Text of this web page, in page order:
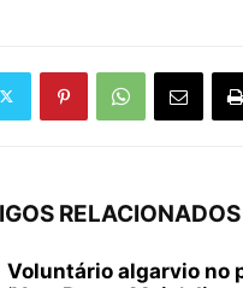
RELACIONADOS
Voluntário algarvio no